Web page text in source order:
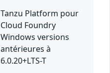
Tanzu Platform pour
Cloud Foundry
Windows versions
antérieures à
6.0.20+LTS-T